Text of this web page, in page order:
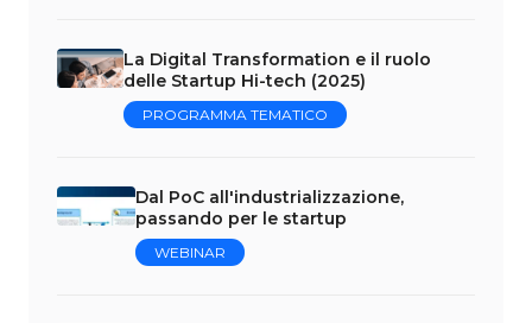
La Digital Transformation e il ruolo
delle Startup Hi-tech (2025)
PROGRAMMA TEMATICO
Dal PoC all'industrializzazione,
passando per le startup
WEBINAR